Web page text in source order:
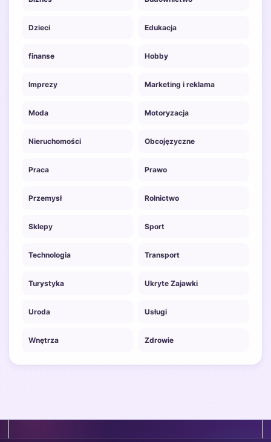
Dzieci Edukacja
finanse Hobby
Imprezy Marketing i reklama
Moda Motoryzacja
Nieruchomości Obcojęzyczne
Praca Prawo
Przemysł Rolnictwo
Sklepy Sport
Technologia Transport
Turystyka Ukryte Zajawki
Uroda Usługi
Wnętrza Zdrowie